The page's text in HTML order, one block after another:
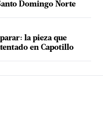
Domingo Norte
la pieza que
en Capotillo